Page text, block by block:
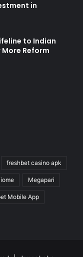
in
to Indian
Reform
freshbet casino apk
Megapari
Mobile App